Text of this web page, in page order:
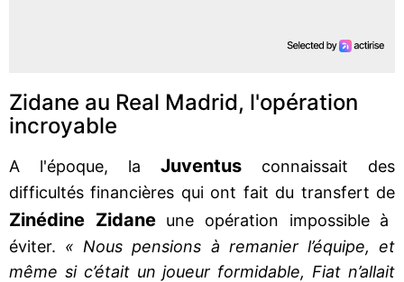
Zidane au Real Madrid, l'opération
incroyable
A l'époque, la Juventus
connaissait des
difficultés financières qui ont fait du transfert de
Zinédine Zidaneune opération impossible à
éviter. « Nous pensions à remanier l’équipe, et
même si c’était un joueur formidable, Fiat n’allait